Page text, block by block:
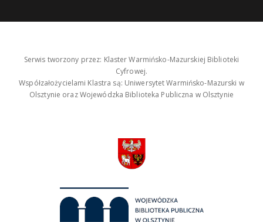
Serwis tworzony przez: Klaster Warmińsko-Mazurskiej Biblioteki
Cyfrowej.
Współzałożycielami Klastra są: Uniwersytet Warmińsko-Mazurski w
Olsztynie oraz Wojewódzka Biblioteka Publiczna w Olsztynie